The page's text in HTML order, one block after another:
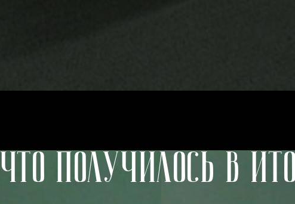
Что получилось в